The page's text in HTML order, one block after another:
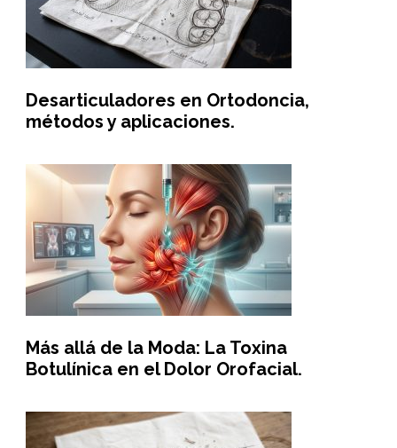
Desarticuladores en Ortodoncia,
métodos y aplicaciones.
Más allá de la Moda: La Toxina
Botulínica en el Dolor Orofacial.